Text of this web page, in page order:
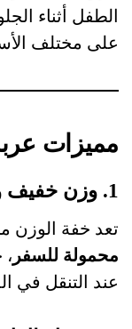
الطفل أثناء
على مختلف
مميزات
1. وزن خفيف وسهولة الحمل
تعد خفة الوزن
محمولة للسفر
عند التنقل في